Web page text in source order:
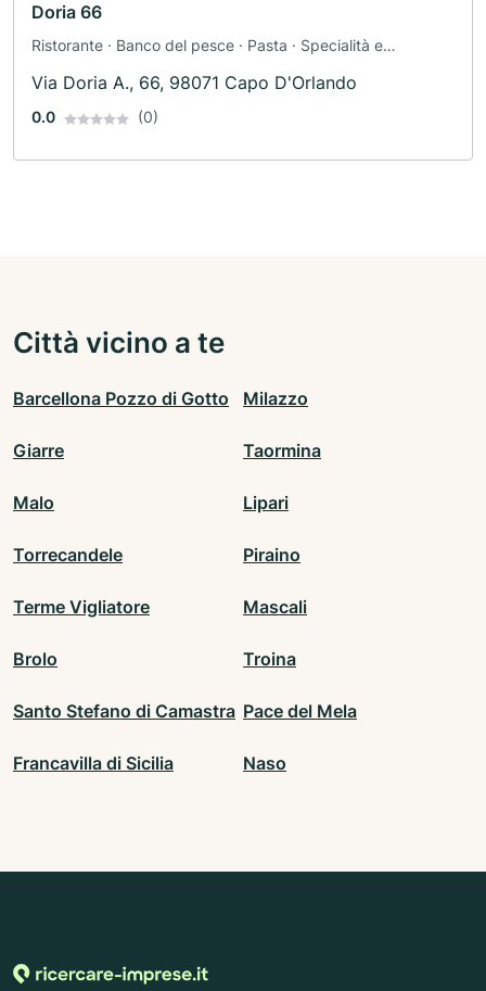
Doria 66
Ristorante · Banco del pesce · Pasta · Specialità e
Via Doria A., 66, 98071 Capo D'Orlando
0.0 (0)
Città vicino a te
Barcellona Pozzo di Gotto Milazzo
Giarre Taormina
Malo Lipari
Torrecandele Piraino
Terme Vigliatore Mascali
Brolo Troina
Santo Stefano di Camastra Pace del Mela
Francavilla di Sicilia Naso